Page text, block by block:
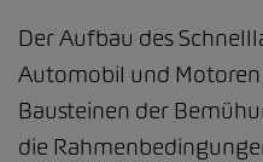
Der Aufbau des
Automobil und Motoren
Bausteinen der
die